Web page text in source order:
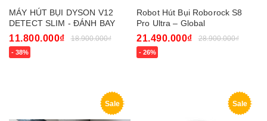
MÁY HÚT BỤI DYSON V12
DETECT SLIM - ĐÁNH BAY
BỤI VỚI CÔNG NGHỆ LASER
11.800.000₫ 18.900.000₫
- 38%
Robot Hút Bụi Roborock S8
Pro Ultra – Global
21.490.000₫ 28.900.000₫
- 26%
Sale Sale